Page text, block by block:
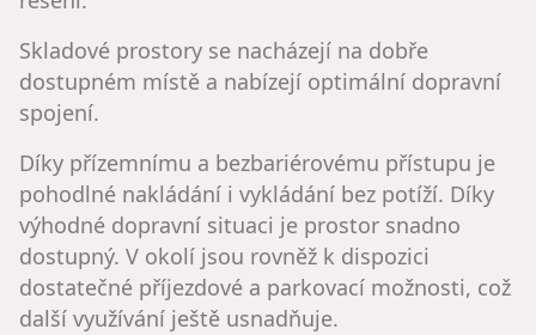
Skladové prostory se nacházejí na dobře
dostupném místě a nabízejí optimální dopravní
spojení.
Díky přízemnímu a bezbariérovému přístupu je
pohodlné nakládání i vykládání bez potíží. Díky
výhodné dopravní situaci je prostor snadno
dostupný. V okolí jsou rovněž k dispozici
dostatečné příjezdové a parkovací možnosti, což
další využívání ještě usnadňuje.